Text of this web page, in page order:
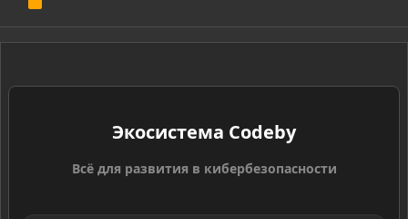
S
Экосистема Codeby
Всё для развития в кибербезопасности